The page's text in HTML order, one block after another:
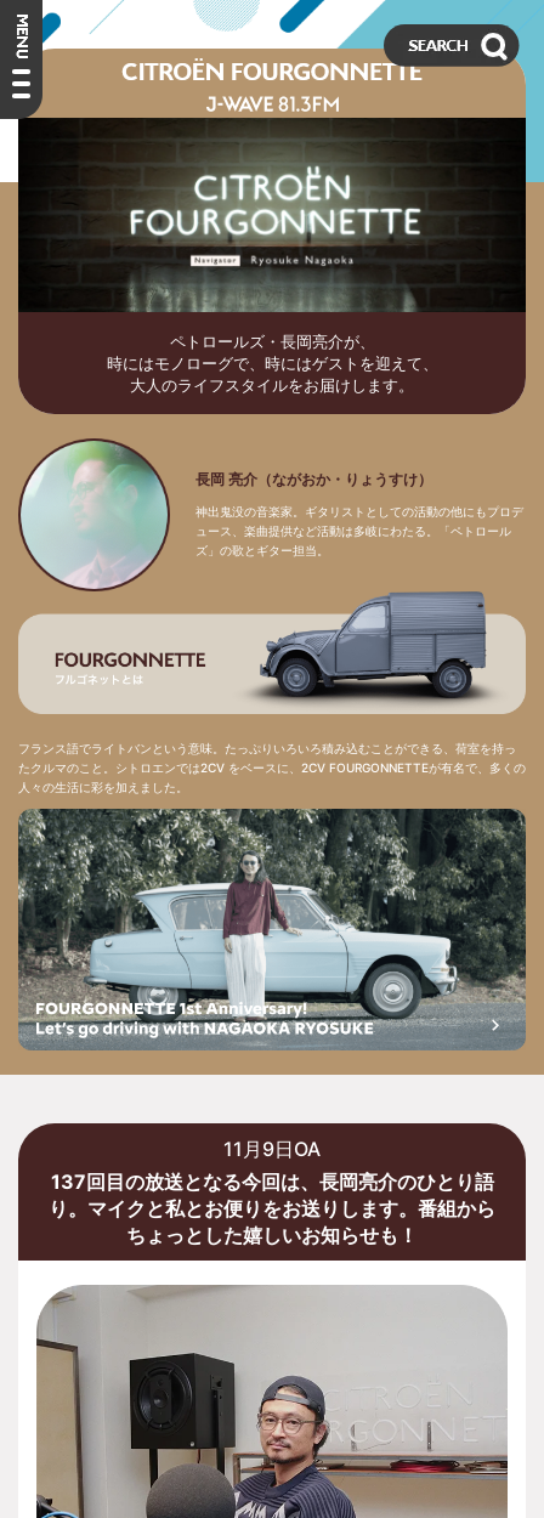
ペトロールズ・長岡亮介が、
時にはモノローグで、時にはゲストを迎えて、
大人のライフスタイルをお届けします。
長岡 亮介（ながおか・りょうすけ）
神出鬼没の音楽家。ギタリストとしての活動の他にもプロデ
ュース、楽曲提供など活動は多岐にわたる。「ペトロール
ズ」の歌とギター担当。
フランス語でライトバンという意味。たっぷりいろいろ積み込むことができる、荷室を持っ
たクルマのこと。シトロエンでは2CV をベースに、2CV FOURGONNETTEが有名で、多くの
人々の生活に彩を加えました。
11月9日OA
137回目の放送となる今回は、長岡亮介のひとり語
り。マイクと私とお便りをお送りします。番組から
ちょっとした嬉しいお知らせも！